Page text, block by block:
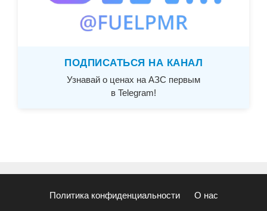
ПОДПИСАТЬСЯ НА КАНАЛ
Узнавай о ценах на АЗС первым
в Telegram!
Политика конфиденциальности О нас